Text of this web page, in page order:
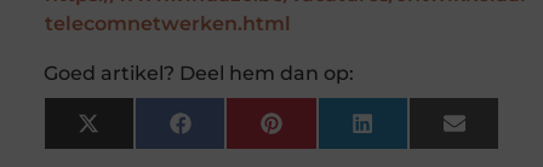
telecomnetwerken.html
Goed artikel? Deel hem dan op:
X
(Twitter)
FacebookPinterest LinkedIn Email